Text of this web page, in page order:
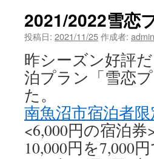
2021/2022雪恋
投稿日: 2021/11/25作成者: admin
昨シーズン好評
泊プラン「雪恋
た。
南魚沼市宿泊者
<6,000円の宿泊
10,000円を7,000円